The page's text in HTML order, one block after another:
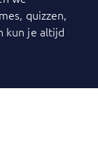
quizzen,
kun je altijd